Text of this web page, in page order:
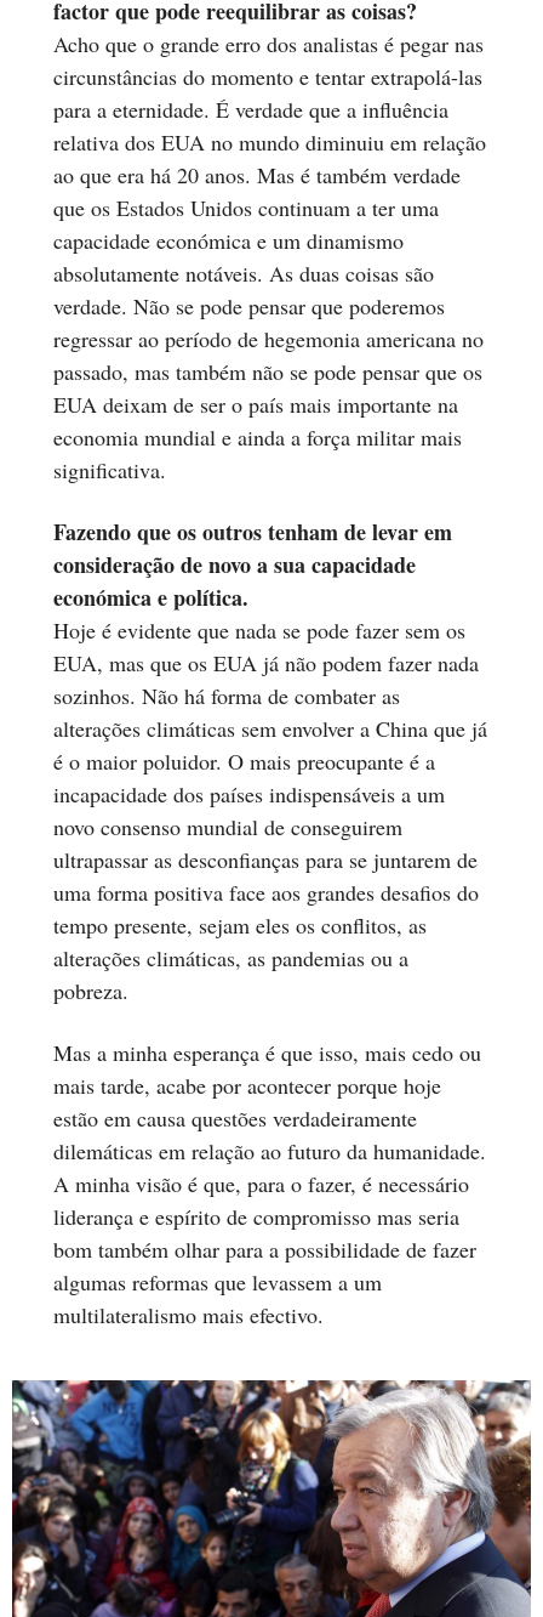
factor que pode reequilibrar as coisas?
Acho que o grande erro dos analistas é pegar nas
circunstâncias do momento e tentar extrapolá-las
para a eternidade. É verdade que a influência
relativa dos EUA no mundo diminuiu em relação
ao que era há 20 anos. Mas é também verdade
que os Estados Unidos continuam a ter uma
capacidade económica e um dinamismo
absolutamente notáveis. As duas coisas são
verdade. Não se pode pensar que poderemos
regressar ao período de hegemonia americana no
passado, mas também não se pode pensar que os
EUA deixam de ser o país mais importante na
economia mundial e ainda a força militar mais
significativa.
Fazendo que os outros tenham de levar em
consideração de novo a sua capacidade
económica e política.
Hoje é evidente que nada se pode fazer sem os
EUA, mas que os EUA já não podem fazer nada
sozinhos. Não há forma de combater as
alterações climáticas sem envolver a China que já
é o maior poluidor. O mais preocupante é a
incapacidade dos países indispensáveis a um
novo consenso mundial de conseguirem
ultrapassar as desconfianças para se juntarem de
uma forma positiva face aos grandes desafios do
tempo presente, sejam eles os conflitos, as
alterações climáticas, as pandemias ou a
pobreza.
Mas a minha esperança é que isso, mais cedo ou
mais tarde, acabe por acontecer porque hoje
estão em causa questões verdadeiramente
dilemáticas em relação ao futuro da humanidade.
A minha visão é que, para o fazer, é necessário
liderança e espírito de compromisso mas seria
bom também olhar para a possibilidade de fazer
algumas reformas que levassem a um
multilateralismo mais efectivo.